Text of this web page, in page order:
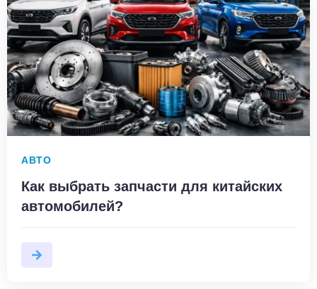
АВТО
Как выбрать запчасти для китайских
автомобилей?